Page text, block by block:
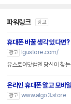
파워링크 광고
휴대폰 바꿀 생각 있다면?
광고
lgustore.com/
유스토어닷컴엔 당신이 찾
온라인 휴대폰 알고 모바일
광고 www.algo3.store